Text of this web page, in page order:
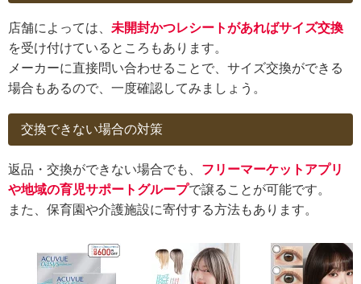
店舗によっては、 未開封かつレシートがあればサイズ交換
を受け付けているところもあります。
メーカーに直接問い合わせることで、サイズ交換ができる
場合もあるので、一度確認してみましょう。
交換できない場合の対策
返品・交換ができない場合でも、 フリーマーケットアプリ
や地域の育児サポートグループで譲ることが可能です。
また、保育園や介護施設に寄付する方法もあります。